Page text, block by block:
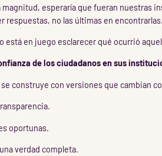
magnitud, esperaría que fueran nuestras
respuestas, no las últimas en
está en juego esclarecer qué ocurrió
de los ciudadanos en sus
se construye con versiones que cambian
oportunas.
verdad completa.